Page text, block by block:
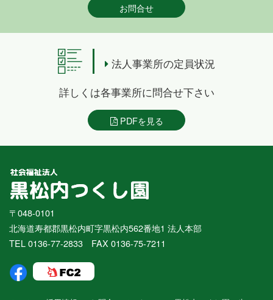
お問合せ
法人事業所の定員状況
詳しくは各事業所に問合せ下さい
PDFを見る
〒048-0101
北海道寿都郡黒松内町字黒松内562番地1 法人本部
TEL 0136-77-2833 FAX 0136-75-7211